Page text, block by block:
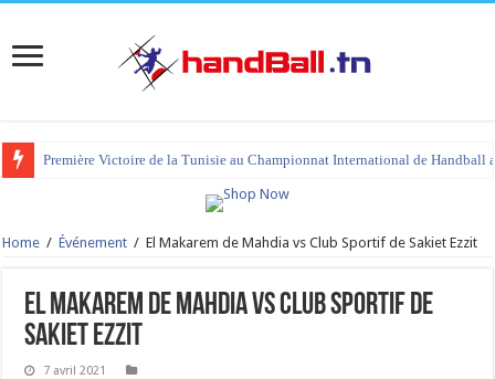
Première Victoire de la Tunisie au Championnat International de Handball
Home / Événement / El Makarem de Mahdia vs Club Sportif de Sakiet Ezzit
El Makarem de Mahdia vs Club Sportif de
Sakiet Ezzit
7 avril 2021